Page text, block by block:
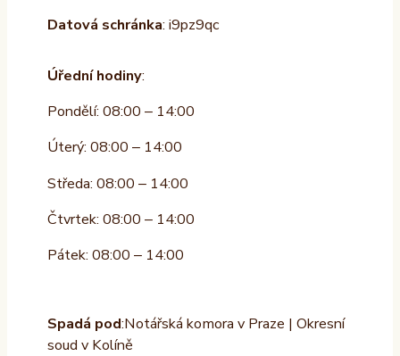
Datová schránka: i9pz9qc
Úřední hodiny:
Pondělí: 08:00 – 14:00
Úterý: 08:00 – 14:00
Středa: 08:00 – 14:00
Čtvrtek: 08:00 – 14:00
Pátek: 08:00 – 14:00
Spadá pod:Notářská komora v Praze | Okresní
soud v Kolíně